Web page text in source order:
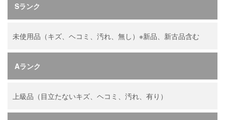
Sランク
未使用品（キズ、ヘコミ、汚れ、無し）※新品、新古品含む
Aランク
上級品（目立たないキズ、ヘコミ、汚れ、有り）